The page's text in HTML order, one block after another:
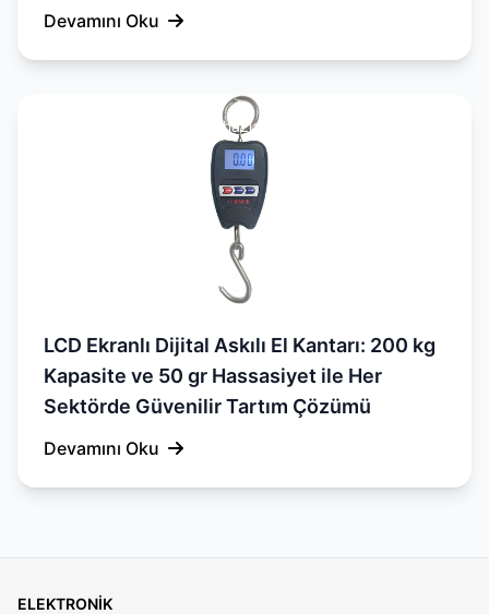
Devamını Oku
Tartı, Terazi ve Ölçüm Cihazları Kılavuzu
LCD Ekranlı Dijital Askılı El Kantarı: 200 kg
Kapasite ve 50 gr Hassasiyet ile Her
Sektörde Güvenilir Tartım Çözümü
Devamını Oku
ELEKTRONİK